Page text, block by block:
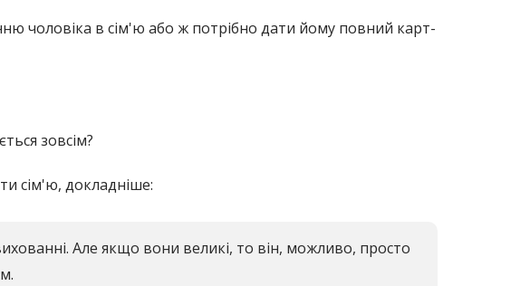
чоловіка в сім'ю або ж потрібно дати йому повний карт-
зовсім?
сім'ю, докладніше:
Але якщо вони великі, то він, можливо, просто